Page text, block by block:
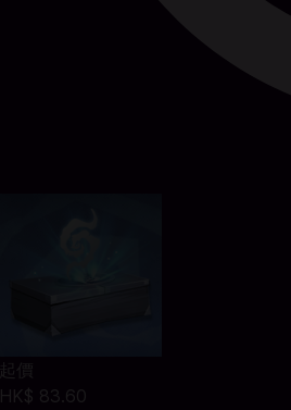
起價
HK$ 83.60